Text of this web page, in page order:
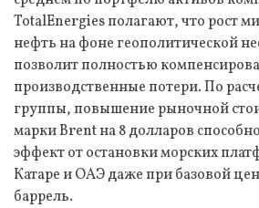
TotalEnergies полагают, что рост
нефть на фоне геополитической
позволит полностью
производственные потери. По
группы, повышение рыночной
марки Brent на 8 долларов
эффект от остановки морских
Катаре и ОАЭ даже при базовой
баррель.